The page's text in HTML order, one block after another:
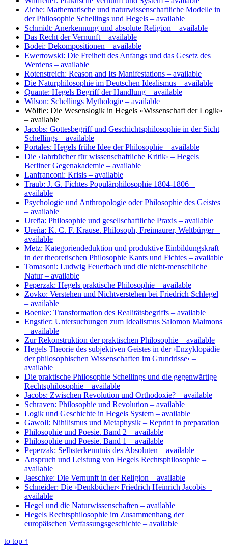
Ziche: Mathematische und naturwissenschaftliche Modelle in
der Philosophie Schellings und Hegels – available
Schmidt: Anerkennung und absolute Religion – available
Das Recht der Vernunft – available
Bodei: Dekompositionen – available
Ewertowski: Die Freiheit des Anfangs und das Gesetz des
Werdens – available
Rotenstreich: Reason and Its Manifestations – available
Die Naturphilosophie im Deutschen Idealismus – available
Quante: Hegels Begriff der Handlung – available
Wilson: Schellings Mythologie – available
Wölfle: Die Wesenslogik in Hegels »Wissenschaft der Logik«
– available
Jacobs: Gottesbegriff und Geschichtsphilosophie in der Sicht
Schellings – available
Portales: Hegels frühe Idee der Philosophie – available
Die ›Jahrbücher für wissenschaftliche Kritik‹ – Hegels
Berliner Gegenakademie – available
Lanfranconi: Krisis – available
Traub: J. G. Fichtes Populärphilosophie 1804-1806 –
available
Psychologie und Anthropologie oder Philosophie des Geistes
– available
Ureña: Philosophie und gesellschaftliche Praxis – available
Ureña: K. C. F. Krause. Philosoph, Freimaurer, Weltbürger–
available
Metz: Kategoriendeduktion und produktive Einbildungskraft
in der theoretischen Philosophie Kants und Fichtes – available
Tomasoni: Ludwig Feuerbach und die nicht-menschliche
Natur– available
Peperzak: Hegels praktische Philosophie – available
Zovko: Verstehen und Nichtverstehen bei Friedrich Schlegel
– available
Boenke: Transformation des Realitätsbegriffs – available
Engstler: Untersuchungen zum Idealismus Salomon Maimons
– available
Zur Rekonstruktion der praktischen Philosophie – available
Hegels Theorie des subjektiven Geistes in der ›Enzyklopädie
der philosophischen Wissenschaften im Grundrisse‹ –
available
Die praktische Philosophie Schellings und die gegenwärtige
Rechtsphilosophie – available
Jacobs: Zwischen Revolution und Orthodoxie? – available
Schraven: Philosophie und Revolution – available
Logik und Geschichte in Hegels System – available
Gawoll: Nihilismus und Metaphysik – Reprint in preparation
Philosophie und Poesie. Band 2 – available
Philosophie und Poesie. Band 1 – available
Peperzak: Selbsterkenntnis des Absoluten – available
Anspruch und Leistung von Hegels Rechtsphilosophie –
available
Jaeschke: Die Vernunft in der Religion – available
Schneider: Die ›Denkbücher‹ Friedrich Heinrich Jacobis –
available
Hegel und die Naturwissenschaften – available
Hegels Rechtsphilosophie im Zusammenhang der
europäischen Verfassungsgeschichte – available
to top ↑